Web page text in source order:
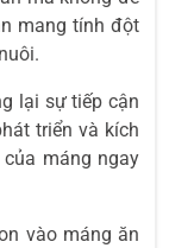
mang tính đột
lại sự tiếp cận
triển và kích
máng ngay
vào máng ăn